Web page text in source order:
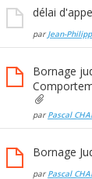
délai
par Jean-
Bornage
par Pascal
Bornage
par Pascal